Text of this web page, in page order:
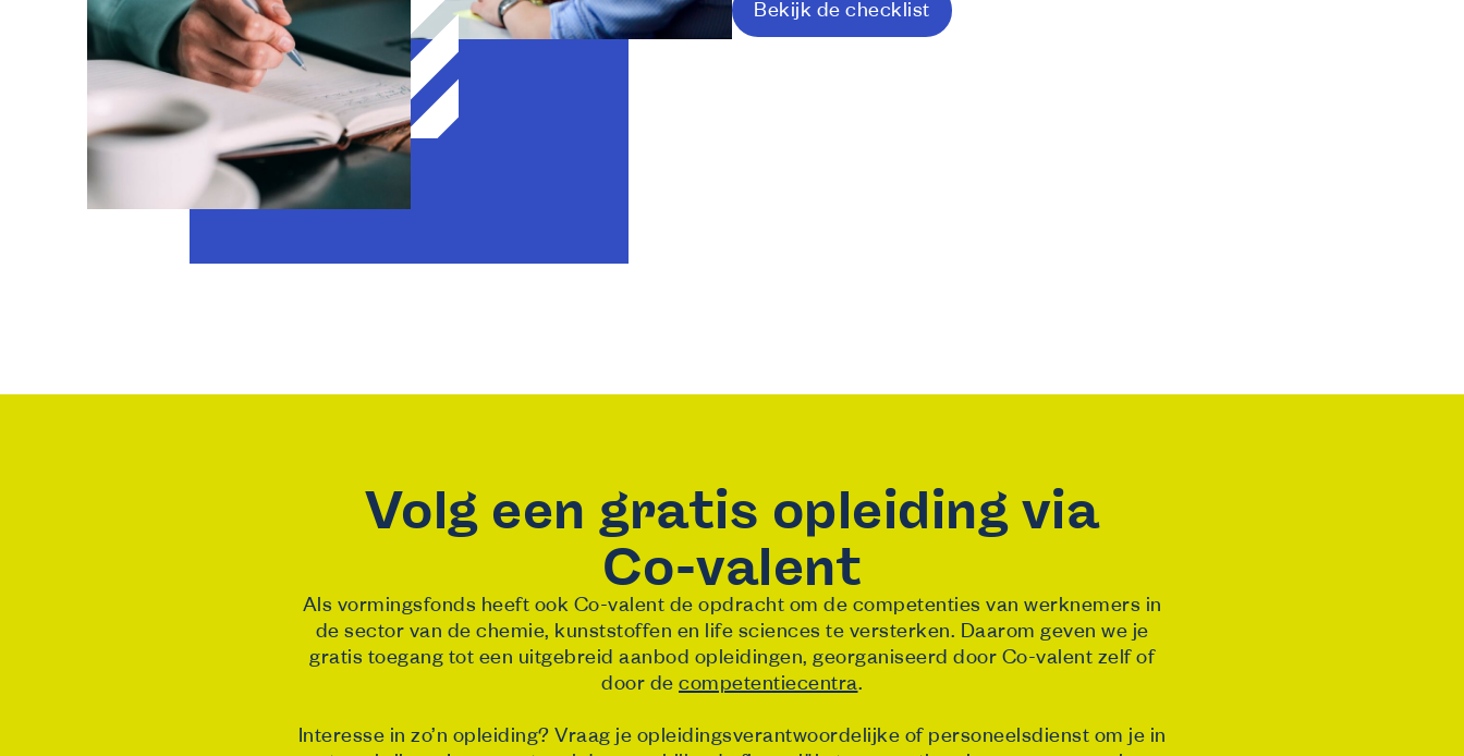
Bekijk de checklist
Volg een gratis opleiding via
Co-valent
Als vormingsfonds heeft ook Co-valent de opdracht om de competenties van werknemers in
de sector van de chemie, kunststoffen en life sciences te versterken. Daarom geven we je
gratis toegang tot een uitgebreid aanbod opleidingen, georganiseerd door Co-valent zelf of
door de competentiecentra.
Interesse in zo’n opleiding? Vraag je opleidingsverantwoordelijke of personeelsdienst om je in